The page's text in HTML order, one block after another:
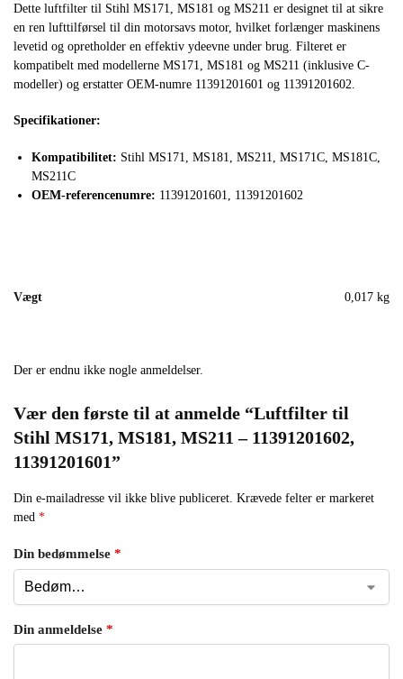
Dette luftfilter til Stihl MS171, MS181 og MS211 er designet til at sikre
en ren lufttilførsel til din motorsavs motor, hvilket forlænger maskinens
levetid og opretholder en effektiv ydeevne under brug. Filteret er
kompatibelt med modellerne MS171, MS181 og MS211 (inklusive C-
modeller) og erstatter OEM-numre 11391201601 og 11391201602.
Specifikationer:
Kompatibilitet: Stihl MS171, MS181, MS211, MS171C, MS181C,
MS211C
OEM-referencenumre: 11391201601, 11391201602
Vægt 0,017 kg
Der er endnu ikke nogle anmeldelser.
Vær den første til at anmelde “Luftfilter til
Stihl MS171, MS181, MS211 – 11391201602,
11391201601”
Din e-mailadresse vil ikke blive publiceret. Krævede felter er markeret
med *
Din bedømmelse *
Din anmeldelse *